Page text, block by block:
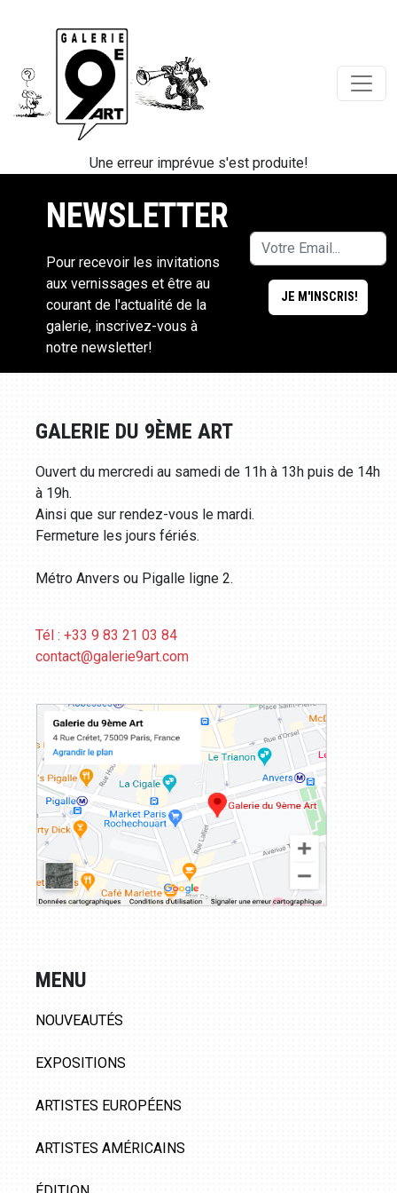
Une erreur imprévue s'est produite!
NEWSLETTER
Pour recevoir les invitations
aux vernissages et être au
courant de l'actualité de la
galerie, inscrivez-vous à
notre newsletter!
GALERIE DU 9ÈME ART
Ouvert du mercredi au samedi de 11h à 13h puis de 14h
à 19h.
Ainsi que sur rendez-vous le mardi.
Fermeture les jours fériés.
Métro Anvers ou Pigalle ligne 2.
Tél : +33 9 83 21 03 84
contact@galerie9art.com
MENU
NOUVEAUTÉS
EXPOSITIONS
ARTISTES EUROPÉENS
ARTISTES AMÉRICAINS